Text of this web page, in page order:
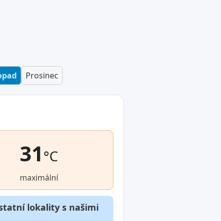
Prosinec
31°C
maximální
lokality s našimi